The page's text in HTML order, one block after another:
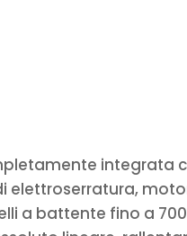
integrata
a battente fino a